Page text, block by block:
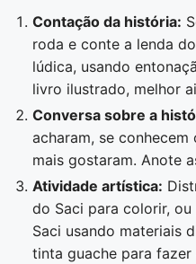
Contação da história:
roda e conte a lenda
lúdica, usando
livro ilustrado, melhor
Conversa sobre a
acharam, se
mais gostaram. Anote
Atividade artística:
do Saci para colorir,
Saci usando materiais
tinta guache para